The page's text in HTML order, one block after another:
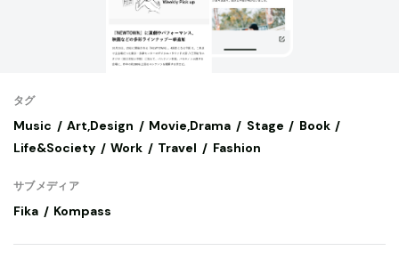
タグ
Music Art,Design Movie,Drama Stage
Book
Life&Society
Work Travel Fashion
サブメディア
Fika Kompass